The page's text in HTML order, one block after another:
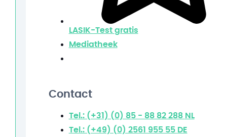
LASIK-Test gratis
Mediatheek
Contact
Tel.: (+31) (0) 85 - 88 82 288 NL
Tel.: (+49) (0) 2561 955 55 DE